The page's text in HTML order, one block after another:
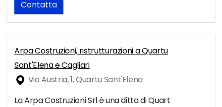
Contatta
Arpa Costruzioni, ristrutturazioni a Quartu
Sant'Elena e Cagliari
Via Austria, 1, Quartu Sant'Elena
La Arpa Costruzioni Srl è una ditta di Quart